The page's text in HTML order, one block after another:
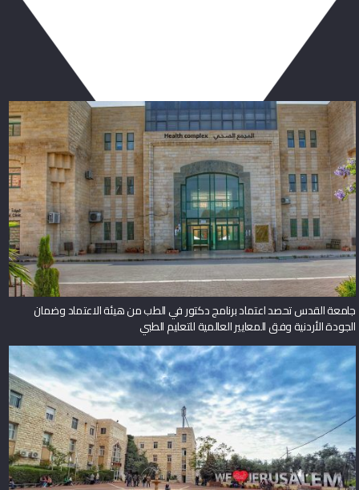
جامعة القدس تحصد اعتماد برنامج دكتور في الطب من هيئة الاعتماد وضمان
الجودة الأردنية وفق المعايير العالمية للتعليم الطبي